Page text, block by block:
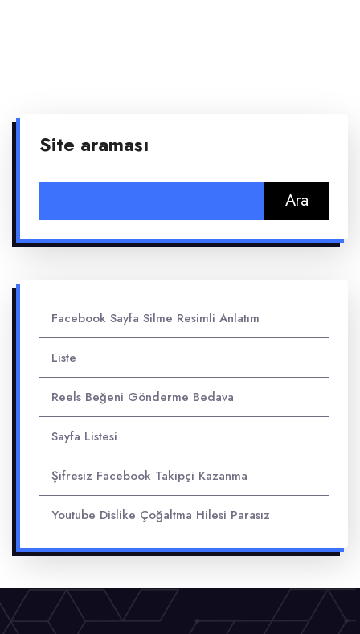
Site araması
Facebook Sayfa Silme Resimli Anlatım
Liste
Reels Beğeni Gönderme Bedava
Sayfa Listesi
Şifresiz Facebook Takipçi Kazanma
Youtube Dislike Çoğaltma Hilesi Parasız